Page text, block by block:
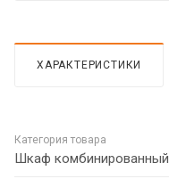
ХАРАКТЕРИСТИКИ
Категория товара
Шкаф комбинированный